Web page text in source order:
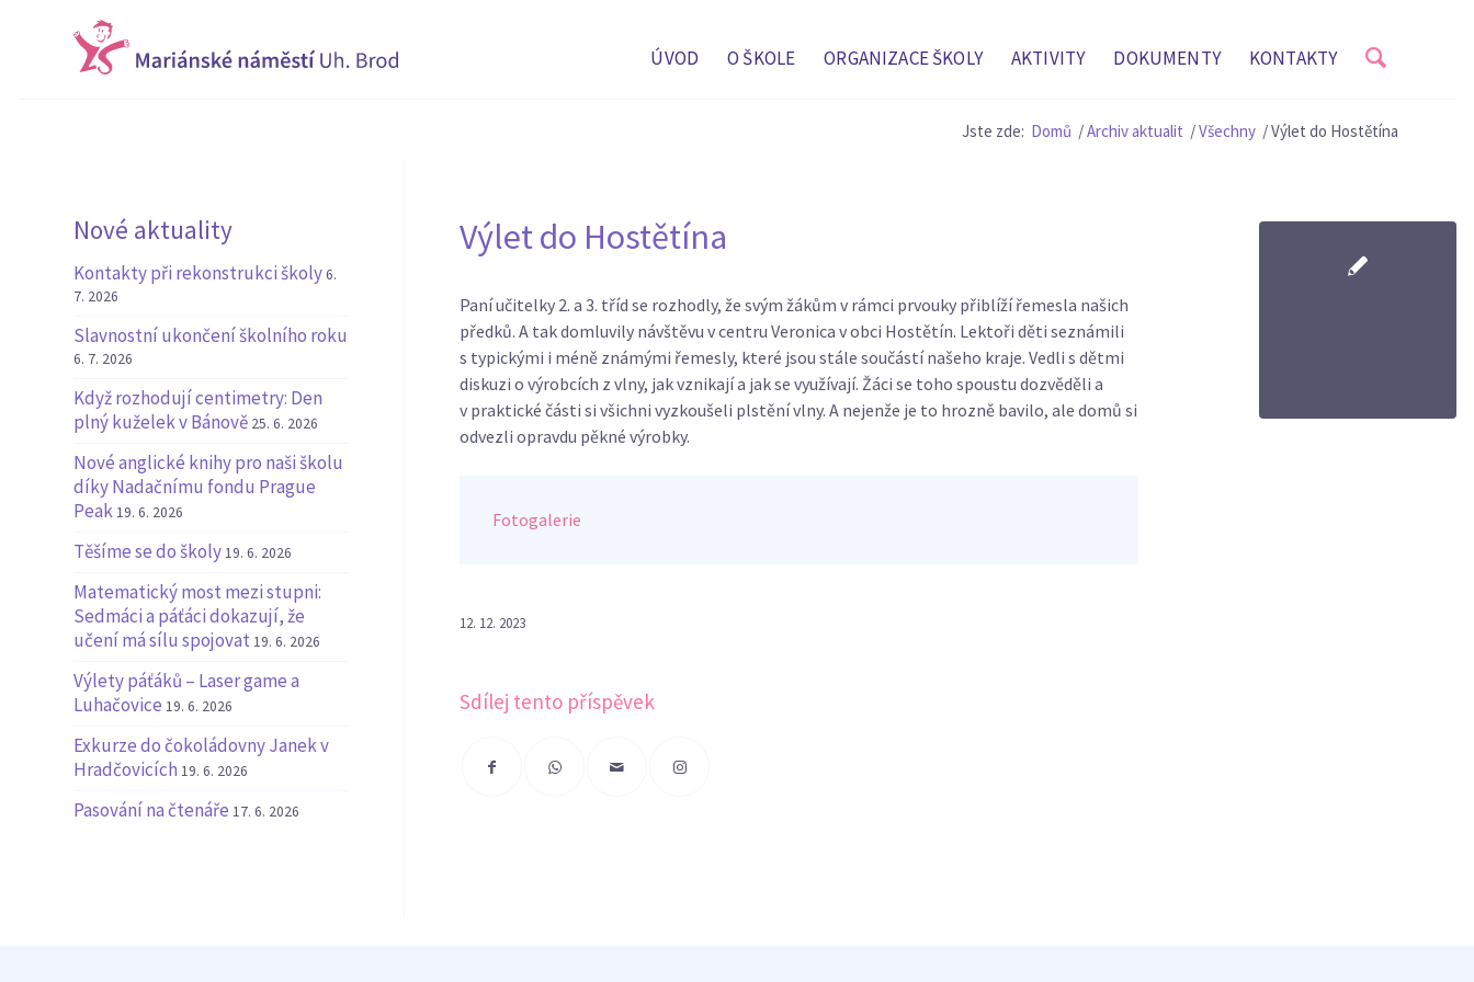
ÚVOD O ŠKOLE ORGANIZACE ŠKOLY AKTIVITY DOKUMENTY KONTAKTY
Jste zde: Domů /Archiv aktualit /Všechny /Výlet do Hostětína
Výlet do Hostětína
Paní učitelky 2. a 3. tříd se rozhodly, že svým žákům v rámci prvouky přiblíží řemesla našich
předků. A tak domluvily návštěvu v centru Veronica v obci Hostětín. Lektoři děti seznámili
s typickými i méně známými řemesly, které jsou stále součástí našeho kraje. Vedli s dětmi
diskuzi o výrobcích z vlny, jak vznikají a jak se využívají. Žáci se toho spoustu dozvěděli a
v praktické části si všichni vyzkoušeli plstění vlny. A nejenže je to hrozně bavilo, ale domů si
odvezli opravdu pěkné výrobky.
Fotogalerie
12. 12. 2023
Sdílej tento příspěvek
Nové aktuality
Kontakty při rekonstrukci školy 6.
7. 2026
Slavnostní ukončení školního roku
6. 7. 2026
Když rozhodují centimetry: Den
plný kuželek v Bánově 25. 6. 2026
Nové anglické knihy pro naši školu
díky Nadačnímu fondu Prague
Peak 19. 6. 2026
Těšíme se do školy 19. 6. 2026
Matematický most mezi stupni:
Sedmáci a páťáci dokazují, že
učení má sílu spojovat 19. 6. 2026
Výlety páťáků – Laser game a
Luhačovice 19. 6. 2026
Exkurze do čokoládovny Janek v
Hradčovicích 19. 6. 2026
Pasování na čtenáře 17. 6. 2026